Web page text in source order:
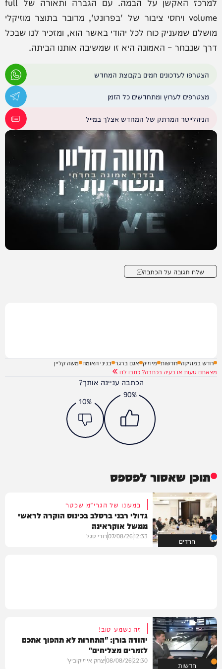
volume ויחסי ציבור של 'בפרונט', מדובר בתוצר מוזיקלי
מושלם שמעניק כוח לכל יהודי באשר הוא, ומזכיר לנו שבכל
דרך שנבחר – האמונה היא זו שמשיבה אותנו הביתה.
הצטרפו לעדכונים חמים בקבוצת המחדש
מצטרפים לערוץ ומתחדשים כל הזמן
הניוזלייטר המרתק של המחדש אצלך במייל
שלח תגובה על הכתבה
חדש במוזיקה חדשות מיוזיק אגם ברגר בניני האומה משה קליין
מצאתם טעות או בעיה בכתבה? כתבו לנו
הכתבה עניינה אותך?
90%
10%
תוכן שאסור לפספס
חרדים
במעונו של הגרי"מ שכטר
גדולי רבני ברסלב בכינוס הוקרה לראשי
ממשל אוקראינה
12:33
07/08/26דודי סגל
חדשות
זה נשמע טוב!
יהודה בורן: "התחרות לא תהפוך אתכם
לזמרים מצליחים"
22:30
08/08/26יצחק אייזיקוביץ'